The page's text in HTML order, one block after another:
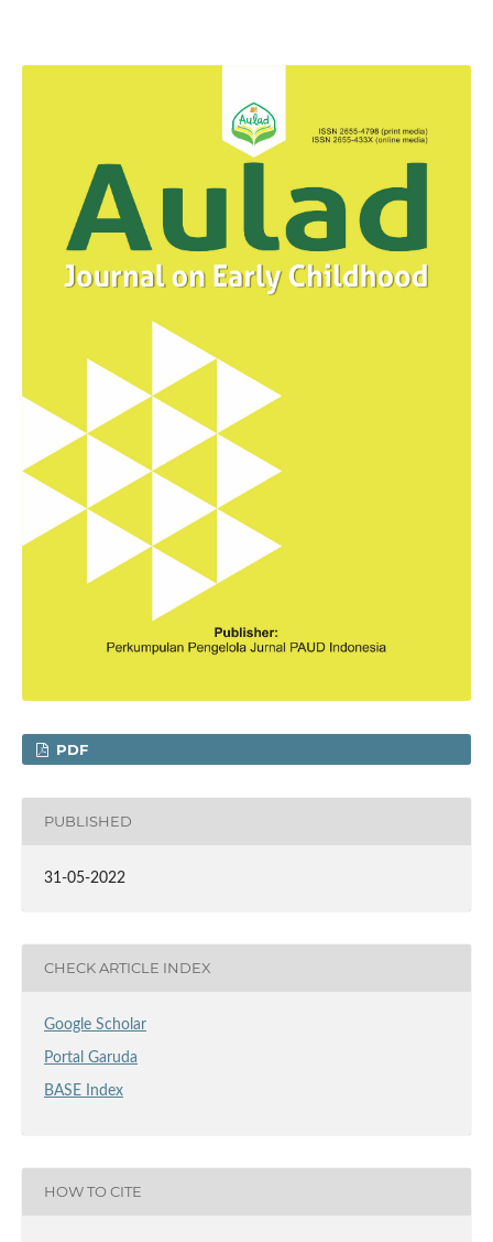
PDF
PUBLISHED
31-05-2022
CHECK ARTICLE INDEX
Google Scholar
Portal Garuda
BASE Index
HOW TO CITE